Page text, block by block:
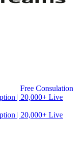
Free Consulation